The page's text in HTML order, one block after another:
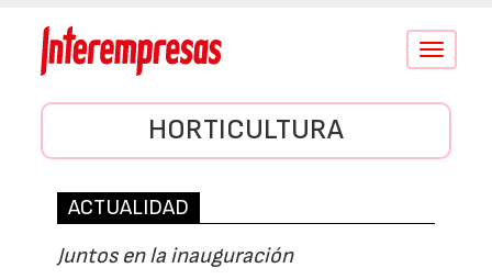
Conmutar
HORTICULTURA
ACTUALIDAD
Juntos en la inauguración